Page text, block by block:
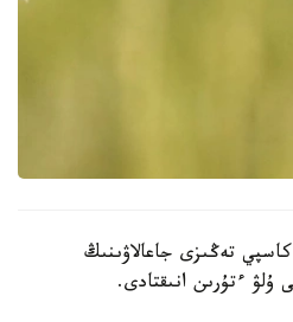
تەڭىزى جاعالاۋىنىڭ